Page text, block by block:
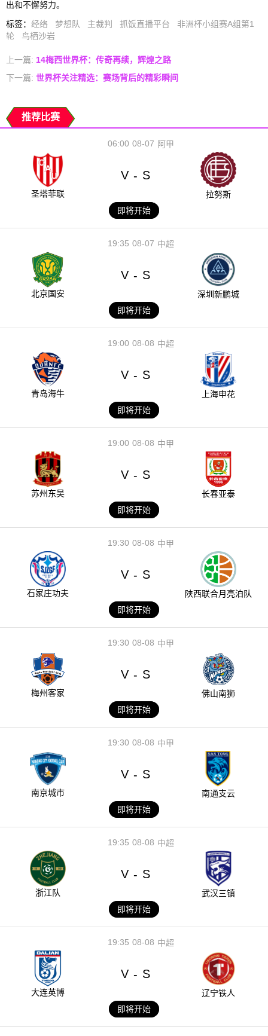
出和不懈努力。
标签： 经络 梦想队 主裁判 抓饭直播平台
非洲杯小组赛A组第1
轮
鸟栖沙岩
上一篇: 14梅西世界杯：传奇再续，辉煌之路
下一篇: 世界杯关注精选：赛场背后的精彩瞬间
推荐比赛
08-07
06:00 阿甲
圣塔菲联
V - S
拉努斯
即将开始
08-07
19:35 中超
北京国安
V - S
深圳新鹏城
即将开始
08-08
19:00 中超
青岛海牛
V - S
上海申花
即将开始
08-08
19:00 中甲
苏州东吴
V - S
长春亚泰
即将开始
08-08
19:30 中甲
石家庄功夫
V - S
陕西联合月亮泊队
即将开始
08-08
19:30 中甲
梅州客家
V - S
佛山南狮
即将开始
08-08
19:30 中甲
南京城市
V - S
南通支云
即将开始
08-08
19:35 中超
浙江队
V - S
武汉三镇
即将开始
08-08
19:35 中超
大连英博
V - S
辽宁铁人
即将开始